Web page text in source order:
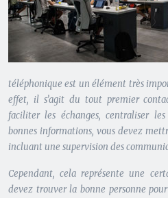
téléphonique est un élément très
effet, il s’agit du tout premier
faciliter les échanges, centraliser
bonnes informations, vous devez
incluant une supervision des
Cependant, cela représente une
devez trouver la bonne personne